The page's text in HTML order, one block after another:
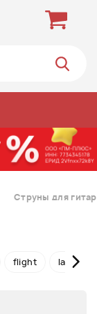
Струны для гитар
flight la-bella